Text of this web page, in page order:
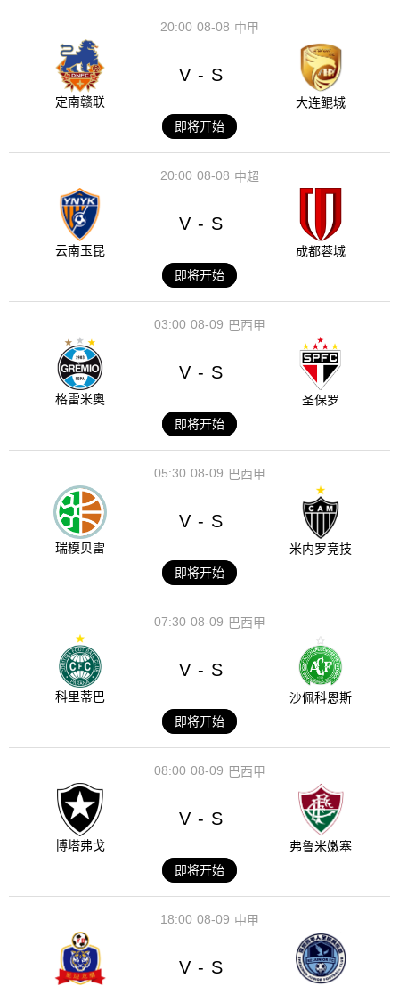
08-08
20:00 中甲
定南赣联
V - S
大连鲲城
即将开始
08-08
20:00 中超
云南玉昆
V - S
成都蓉城
即将开始
08-09
03:00 巴西甲
格雷米奥
V - S
圣保罗
即将开始
08-09
05:30 巴西甲
瑞模贝雷
V - S
米内罗竞技
即将开始
08-09
07:30 巴西甲
科里蒂巴
V - S
沙佩科恩斯
即将开始
08-09
08:00 巴西甲
博塔弗戈
V - S
弗鲁米嫩塞
即将开始
08-09
18:00 中甲
V - S